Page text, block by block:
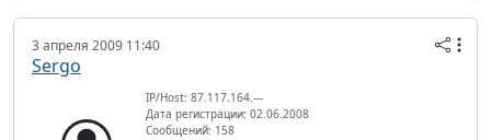
3 апреля 2009 11:40
Sergo
IP/Host: 87.117.164.---
Дата регистрации: 02.06.2008
Сообщений: 158